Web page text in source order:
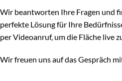
Wir beantworten Ihre Fragen und
perfekte Lösung für Ihre
per Videoanruf, um die Fläche live
Wir freuen uns auf das Gespräch